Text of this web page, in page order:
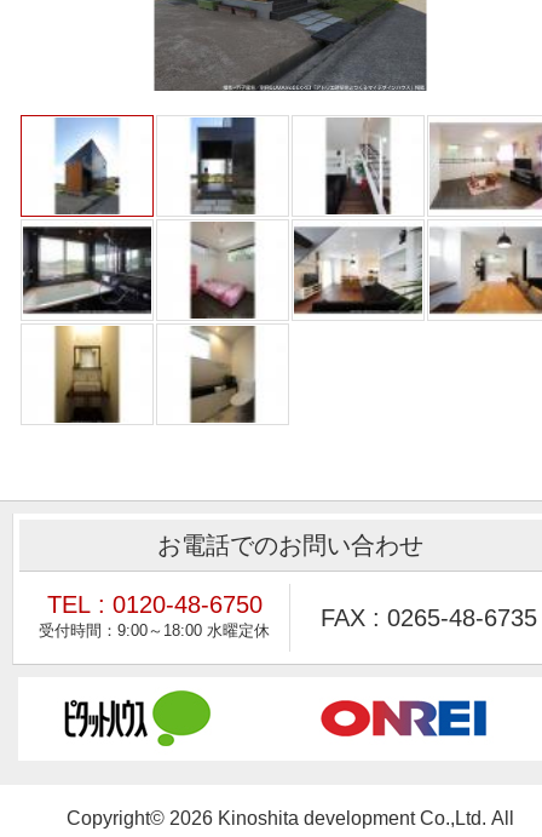
お電話でのお問い合わせ
TEL : 0120-48-6750 FAX : 0265-48-6735
Copyright© 2026 Kinoshita development Co.,Ltd. All